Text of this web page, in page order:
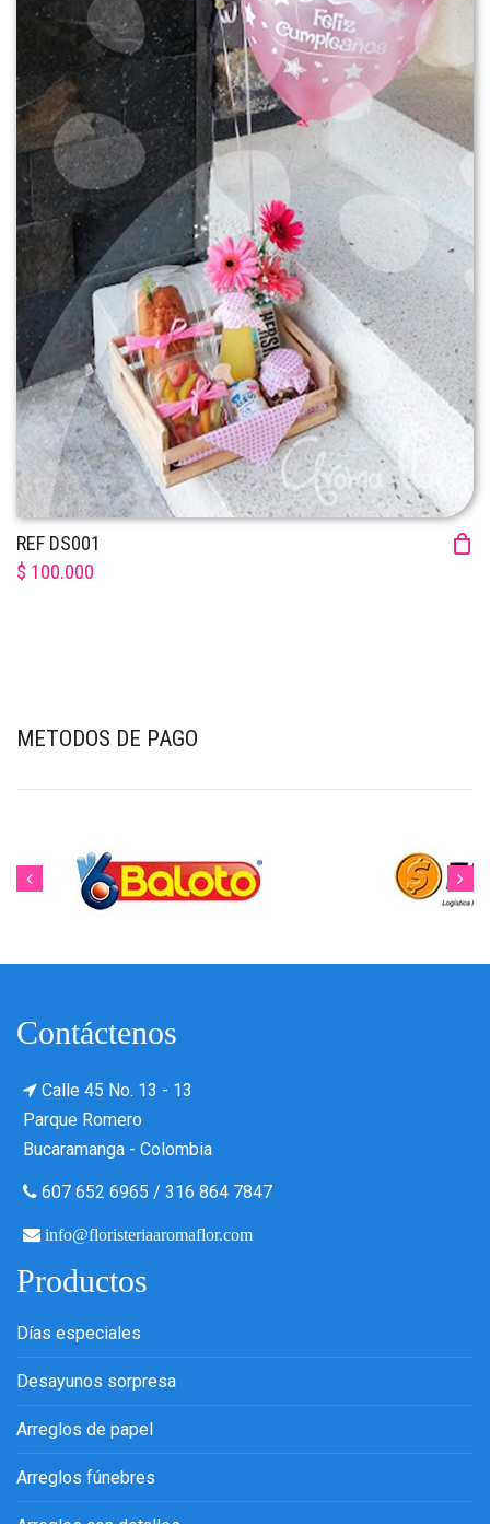
REF DS001
$ 100.000
METODOS DE PAGO
Contáctenos
Calle 45 No. 13 - 13
Parque Romero
Bucaramanga - Colombia
607 652 6965 / 316 864 7847
info@floristeriaaromaflor.com
Productos
Días especiales
Desayunos sorpresa
Arreglos de papel
Arreglos fúnebres